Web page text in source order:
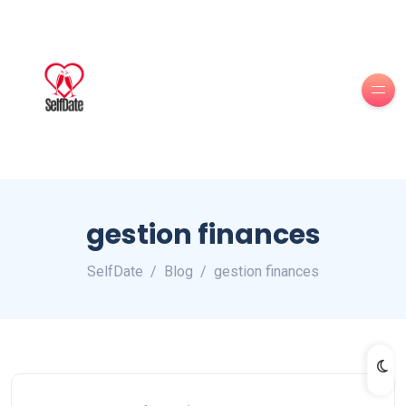
gestion finances
SelfDate Blog gestion finances